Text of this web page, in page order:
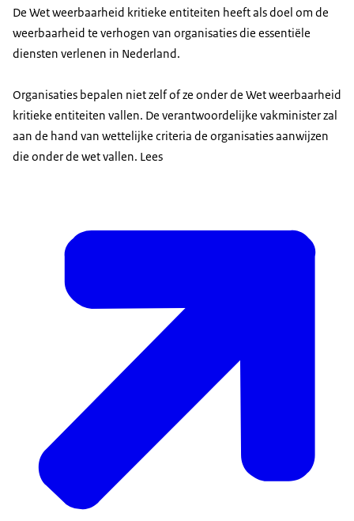
De Wet weerbaarheid kritieke entiteiten heeft als doel om de
weerbaarheid te verhogen van organisaties die essentiële
diensten verlenen in Nederland.
Organisaties bepalen niet zelf of ze onder de Wet weerbaarheid
kritieke entiteiten vallen. De verantwoordelijke vakminister zal
aan de hand van wettelijke criteria de organisaties aanwijzen
die onder de wet vallen. Lees